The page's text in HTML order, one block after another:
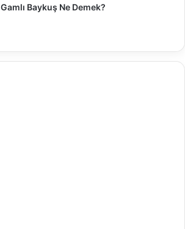
Gamlı Baykuş Ne Demek?